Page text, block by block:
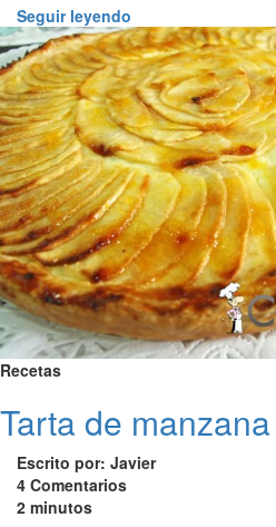
Seguir leyendo
Recetas
Tarta de
Escrito por: Javier
4 Comentarios
2 minutos